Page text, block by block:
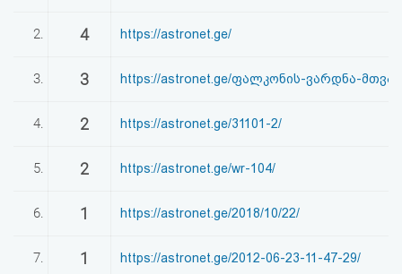
კოდი
შეთანხმება
უარყოფა
2. 4 https://astronet.ge/
3. 3 https://astronet.ge/ფალკონის-ვარდნა-
4. 2 https://astronet.ge/31101-2/
5. 2 https://astronet.ge/wr-104/
6. 1 https://astronet.ge/2018/10/22/
7. 1 https://astronet.ge/2012-06-23-11-47-29/